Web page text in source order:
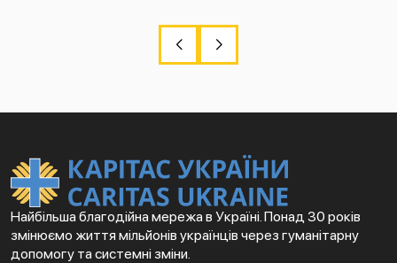
Найбільша благодійна мережа в Україні. Понад 30 років
змінюємо життя мільйонів українців через гуманітарну
допомогу та системні зміни.